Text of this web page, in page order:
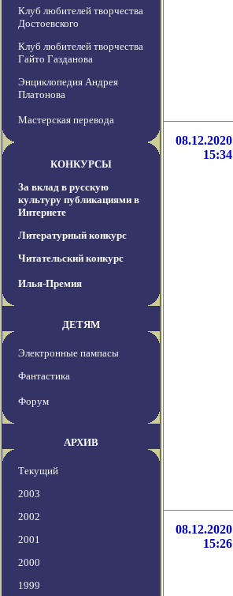
Клуб любителей творчества
Достоевского
Клуб любителей творчества
Гайто Газданова
Энциклопедия Андрея
Платонова
Мастерская перевода
КОНКУРСЫ
За вклад в русскую
культуру публикациями в
Интернете
Литературный конкурс
Читательский конкурс
Илья-Премия
ДЕТЯМ
Электронные пампасы
Фантастика
Форум
АРХИВ
Текущий
2003
2002
2001
2000
1999
08.12.2020
15:34
08.12.2020
15:26